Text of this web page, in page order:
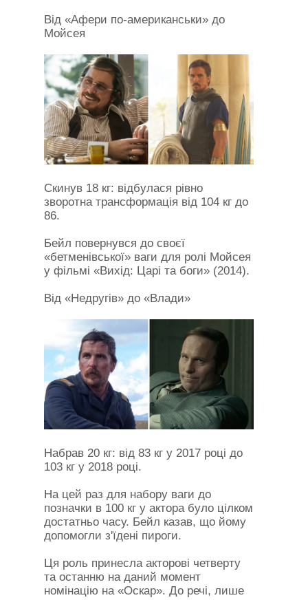
Від «Афери по-американськи» до
Мойсея
Скинув 18 кг: відбулася рівно
зворотна трансформація від 104 кг до
86.
Бейл повернувся до своєї
«бетменівської» ваги для ролі Мойсея
у фільмі «Вихід: Царі та боги» (2014).
Від «Недругів» до «Влади»
Набрав 20 кг: від 83 кг у 2017 році до
103 кг у 2018 році.
На цей раз для набору ваги до
позначки в 100 кг у актора було цілком
достатньо часу. Бейл казав, що йому
допомогли з'їдені пироги.
Ця роль принесла акторові четверту
та останню на даний момент
номінацію на «Оскар». До речі, лише